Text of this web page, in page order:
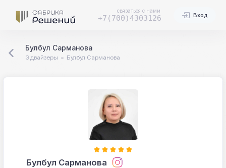
связаться с нами
+7(700)4303126 Вход
Булбул Сарманова
Эдвайзеры Булбул Сарманова
Булбул Сарманова